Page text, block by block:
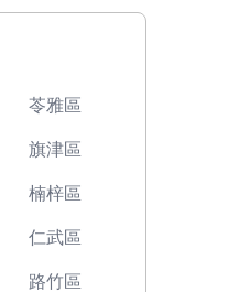
苓雅區
旗津區
楠梓區
仁武區
路竹區